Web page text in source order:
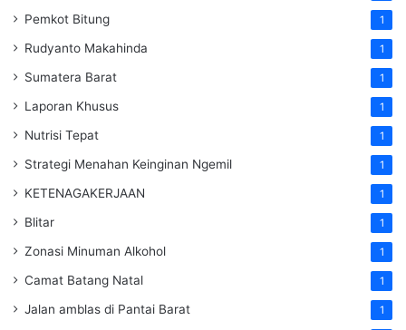
Pemkot Bitung 1
Rudyanto Makahinda 1
Sumatera Barat 1
Laporan Khusus 1
Nutrisi Tepat 1
Strategi Menahan Keinginan Ngemil 1
KETENAGAKERJAAN 1
Blitar 1
Zonasi Minuman Alkohol 1
Camat Batang Natal 1
Jalan amblas di Pantai Barat 1